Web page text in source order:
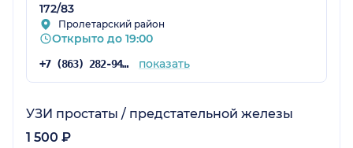
172/83
Пролетарский район
Открыто до 19:00
+7 (863) 282-94-43 показать
УЗИ простаты / предстательной железы
1 500 ₽